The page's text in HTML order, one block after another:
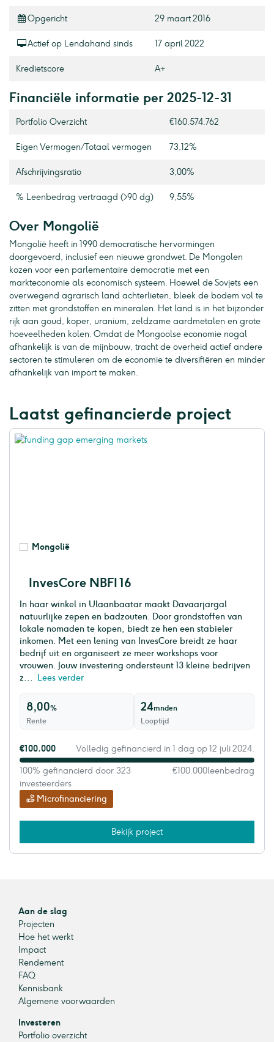
Opgericht 29 maart 2016
Actief op Lendahand sinds 17 april 2022
Kredietscore A+
Financiële informatie per 2025-12-31
Portfolio Overzicht €160.574.762
Eigen Vermogen / Totaal vermogen 73,12%
Afschrijvingsratio 3,00%
% Leenbedrag vertraagd (>90 dg) 9,55%
Over Mongolië
Mongolië heeft in 1990 democratische hervormingen
doorgevoerd, inclusief een nieuwe grondwet. De Mongolen
kozen voor een parlementaire democratie met een
markteconomie als economisch systeem. Hoewel de Sovjets een
overwegend agrarisch land achterlieten, bleek de bodem vol te
zitten met grondstoffen en mineralen. Het land is in het bijzonder
rijk aan goud, koper, uranium, zeldzame aardmetalen en grote
hoeveelheden kolen. Omdat de Mongoolse economie nogal
afhankelijk is van de mijnbouw, tracht de overheid actief andere
sectoren te stimuleren om de economie te diversifiëren en minder
afhankelijk van import te maken.
Laatst gefinancierde project
Mongolië
InvesCore NBFI 16
In haar winkel in Ulaanbaatar maakt Davaarjargal
natuurlijke zepen en badzouten. Door grondstoffen van
lokale nomaden te kopen, biedt ze hen een stabieler
inkomen. Met een lening van InvesCore breidt ze haar
bedrijf uit en organiseert ze meer workshops voor
vrouwen. Jouw investering ondersteunt 13 kleine bedrijven
z...
Lees verder
8,00%
Rente
24mnden
Looptijd
Microfinanciering
€100.000 Volledig gefinancierd in 1 dag op 12 juli 2024.
100% gefinancierd door 323
investeerders
€100.000leenbedrag
Bekijk project
Aan de slag
Projecten
Hoe het werkt
Impact
Rendement
FAQ
Kennisbank
Algemene voorwaarden
Investeren
Portfolio overzicht